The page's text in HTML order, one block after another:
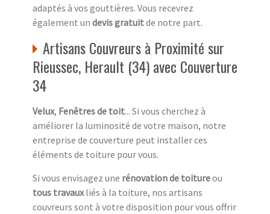
adaptés à vos gouttières. Vous recevrez
également un devis gratuitde notre part.
Artisans Couvreurs à Proximité sur
Rieussec, Herault (34) avec Couverture
34
Velux, Fenêtres de toit... Si vous cherchez à
améliorer la luminosité de votre maison, notre
entreprise de couverture peut installer ces
éléments de toiture pour vous.
Si vous envisagez une rénovation de toitureou
tous travauxliés à la toiture, nos artisans
couvreurs sont à votre disposition pour vous offrir